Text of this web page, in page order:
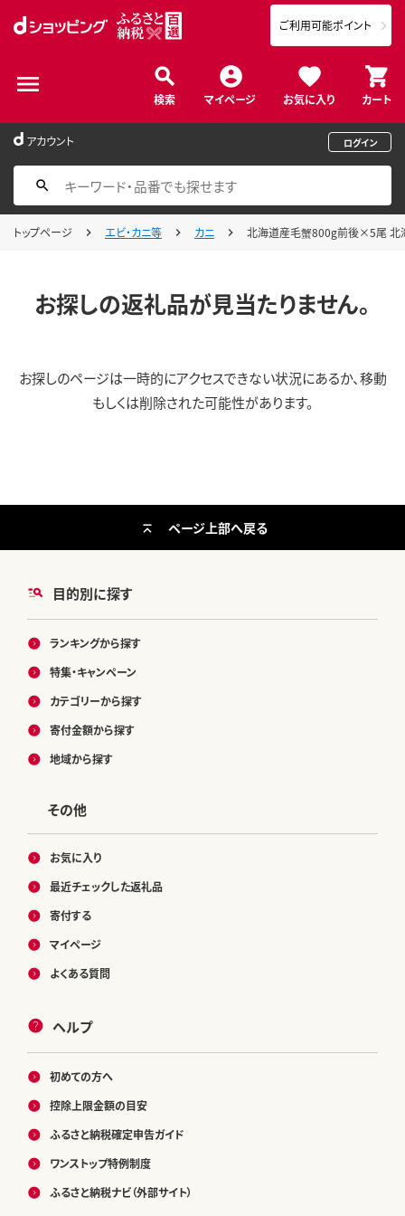
検索 マイページ お気に入り カート
ご利用可能ポイント
アカウント ログイン
トップページ エビ・カニ等 カニ 北海道産毛蟹800g前後×5尾 北
お探しの返礼品が見当たりません。
お探しのページは一時的にアクセスできない状況にあるか、移動
もしくは削除された可能性があります。
目的別に探す
ランキングから探す
特集・キャンペーン
カテゴリーから探す
寄付金額から探す
地域から探す
その他
お気に入り
最近チェックした返礼品
寄付する
マイページ
よくある質問
ヘルプ
初めての方へ
控除上限金額の目安
ふるさと納税確定申告ガイド
ワンストップ特例制度
ふるさと納税ナビ（外部サイト）
ページ上部へ戻る